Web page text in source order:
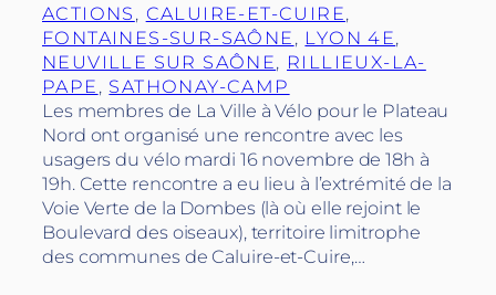
ACTIONS , CALUIRE-ET-CUIRE
FONTAINES-SUR-SAÔNE , LYON 4E
NEUVILLE SUR SAÔNE, RILLIEUX-LA-
PAPE , SATHONAY-CAMP
Les membres de La Ville à Vélo pour le Plateau
Nord ont organisé une rencontre avec les
usagers du vélo mardi 16 novembre de 18h à
19h. Cette rencontre a eu lieu à l’extrémité de la
Voie Verte de la Dombes (là où elle rejoint le
Boulevard des oiseaux), territoire limitrophe
des communes de Caluire-et-Cuire,…